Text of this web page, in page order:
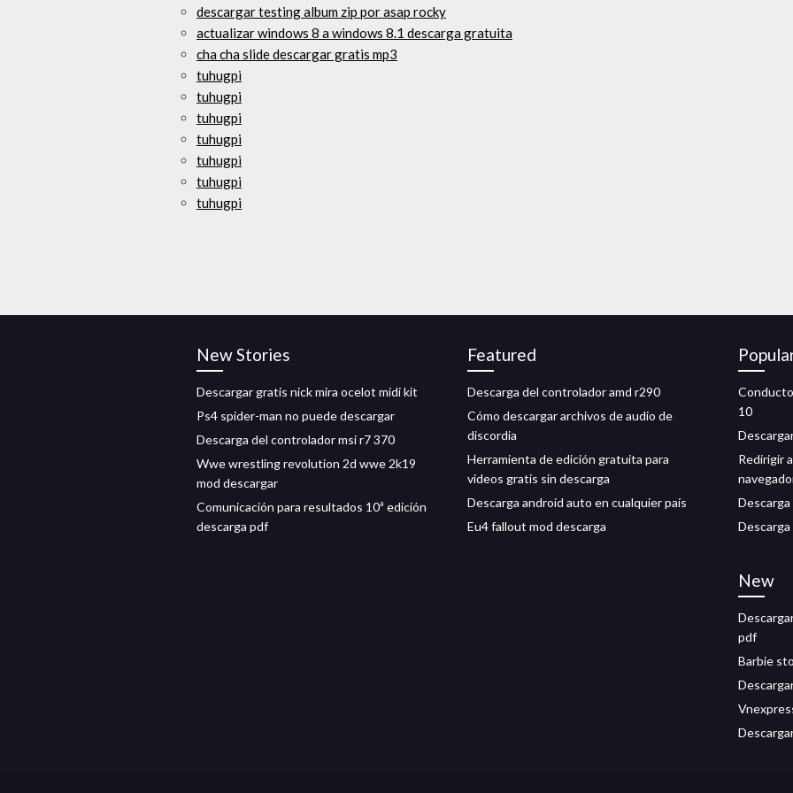
descargar testing album zip por asap rocky
actualizar windows 8 a windows 8.1 descarga gratuita
cha cha slide descargar gratis mp3
tuhugpi
tuhugpi
tuhugpi
tuhugpi
tuhugpi
tuhugpi
tuhugpi
New Stories
Descargar gratis nick mira ocelot midi kit
Ps4 spider-man no puede descargar
Descarga del controlador msi r7 370
Wwe wrestling revolution 2d wwe 2k19
mod descargar
Comunicación para resultados 10ª edición
descarga pdf
Featured
Descarga del controlador amd r290
Cómo descargar archivos de audio de
discordia
Herramienta de edición gratuita para
videos gratis sin descarga
Descarga android auto en cualquier país
Eu4 fallout mod descarga
10
Redirigir
New
pdf
Barbie